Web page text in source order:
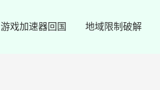
游戏加速器回国 地域限制破解